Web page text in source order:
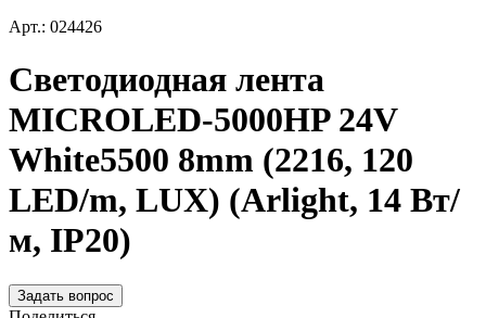
Арт.: 024426
Светодиодная лента
MICROLED-5000HP 24V
White5500 8mm (2216, 120
LED/m, LUX) (Arlight, 14 Вт/
м, IP20)
Задать вопрос